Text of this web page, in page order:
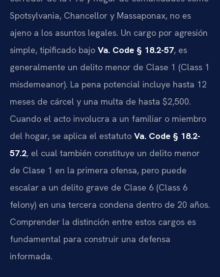
Spotsylvania, Chancellor y Massaponax, no es
ajeno a los asuntos legales. Un cargo por agresión
simple, tipificado bajo Va. Code § 18.2-57, es
generalmente un delito menor de Clase 1 (Class 1
misdemeanor). La pena potencial incluye hasta 12
meses de cárcel y una multa de hasta $2,500.
Cuando el acto involucra a un familiar o miembro
del hogar, se aplica el estatuto Va. Code § 18.2-
57.2, el cual también constituye un delito menor
de Clase 1 en la primera ofensa, pero puede
escalar a un delito grave de Clase 6 (Class 6
felony) en una tercera condena dentro de 20 años.
Comprender la distinción entre estos cargos es
fundamental para construir una defensa
informada.